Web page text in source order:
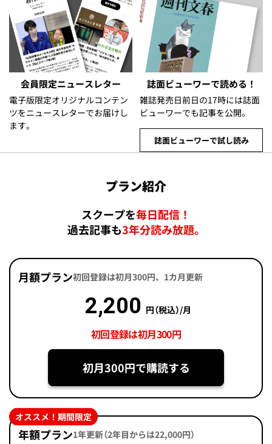
会員限定ニュースレター
電子版限定オリジナルコンテン
ツをニュースレターでお届けし
ます。
誌面ビューワーで読める！
雑誌発売日前日の17時には誌面
ビューワーでも記事を公開。
誌面ビューワーで試し読み
プラン紹介
スクープを毎日配信！
過去記事も3年分読み放題。
月額プラン初回登録は初月300円、1カ月更新
2,200 円（税込）/月
初回登録は初月300円
初月300円で購読する
年額プラン1年更新（2年目からは22,000円）
オススメ！期間限定